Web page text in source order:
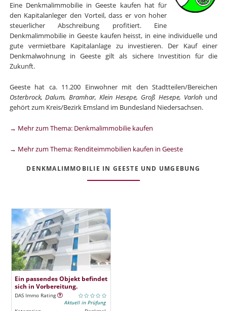
Eine Denkmalimmobilie in Geeste kaufen hat für
den Kapitalanleger den Vorteil, dass er von hoher
steuerlicher Abschreibung profitiert. Eine
Denkmalimmobilie in Geeste kaufen heisst, in eine individuelle und
gute vermietbare Kapitalanlage zu investieren. Der Kauf einer
Denkmalwohnung in Geeste gilt als sichere Investition für die
Zukunft.
Geeste hat ca. 11.200 Einwohner mit den Stadtteilen/Bereichen
Osterbrock, Dalum, Bramhar, Klein Hesepe, Groß Hesepe, Varloh und
gehört zum Kreis/Bezirk Emsland im Bundesland Niedersachsen.
→ Mehr zum Thema: Denkmalimmobilie kaufen
→ Mehr zum Thema: Renditeimmobilien kaufen in Geeste
DENKMALIMMOBILIE IN GEESTE UND UMGEBUNG
Ein passendes Objekt befindet
sich in Vorbereitung.
DAS Immo Rating
Aktuell in Prüfung